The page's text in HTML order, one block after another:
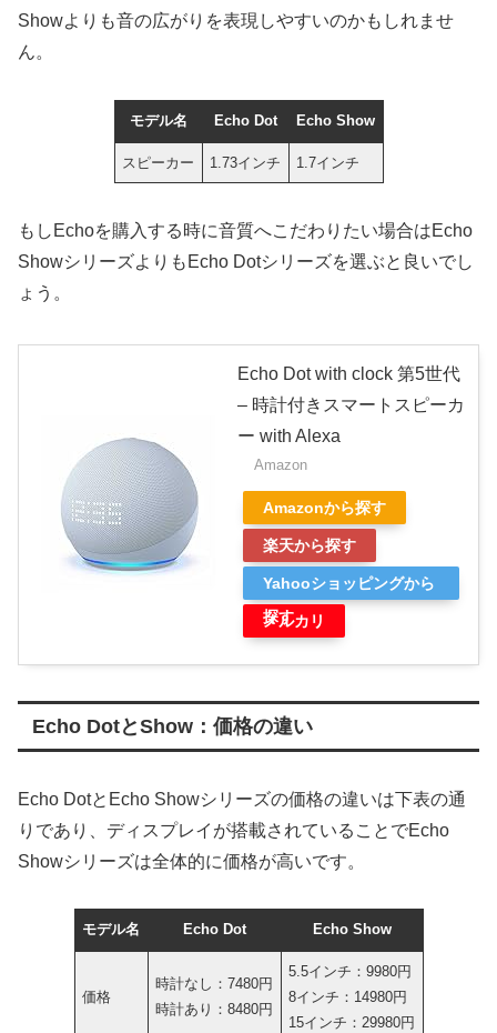
Showよりも音の広がりを表現しやすいのかもしれませ
ん。
モデル名 Echo Dot Echo Show
スピーカー 1.73インチ 1.7インチ
もしEchoを購入する時に音質へこだわりたい場合はEcho
ShowシリーズよりもEcho Dotシリーズを選ぶと良いでし
ょう。
Echo Dot with clock 第5世代
– 時計付きスマートスピーカ
ー with Alexa
Amazon
Amazonから探す
楽天から探す
Yahooショッピングから
探す
メルカリ
Echo DotとShow：価格の違い
Echo DotとEcho Showシリーズの価格の違いは下表の通
りであり、ディスプレイが搭載されていることでEcho
Showシリーズは全体的に価格が高いです。
モデル名 Echo Dot Echo Show
価格
時計なし：7480円
時計あり：8480円
5.5インチ：9980円
8インチ：14980円
15インチ：29980円